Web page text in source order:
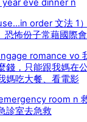
eve dinner n
order 文法 1
恐怖份子常藉國際
romance vo
錢，只能跟我媽在
媽吃大餐、看電影
room n
診室去急救